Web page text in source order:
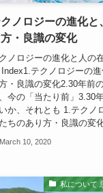
ノロジーの進化と
方・良識の変化
ノロジーの進化と人の
テクノロジーの
・良識の変化2.30年前
今の「当たり前」3.30
か、それとも 1.テクノ
ちのあり方・良識の変
March 10, 2020
私について